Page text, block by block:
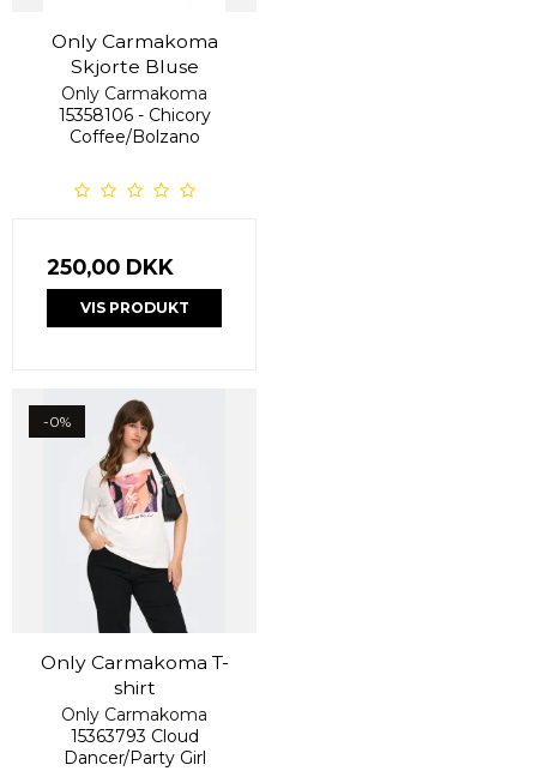
Only Carmakoma
Skjorte Bluse
Only Carmakoma
15358106 - Chicory
Coffee/Bolzano
250,00 DKK
VIS PRODUKT
-0%
Only Carmakoma T-
shirt
Only Carmakoma
15363793 Cloud
Dancer/Party Girl